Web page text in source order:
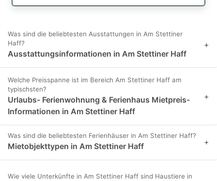
Was sind die beliebtesten Ausstattungen in Am Stettiner
Haff?
Ausstattungsinformationen in Am Stettiner Haff
+
Welche Preisspanne ist im Bereich Am Stettiner Haff am
typischsten?
Urlaubs- Ferienwohnung & Ferienhaus Mietpreis-
Informationen in Am Stettiner Haff
+
Was sind die beliebtesten Ferienhäuser in Am Stettiner Haff?
Mietobjekttypen in Am Stettiner Haff +
Wie viele Unterkünfte in Am Stettiner Haff sind Haustiere in